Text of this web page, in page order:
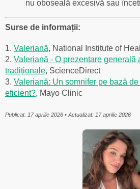
nu oboseală excesivă sau
Surse de informații:
1. Valeriană, National Institute of
2. Valeriană - O prezentare generală
tradiționale, ScienceDirect
3. Valeriană: Un somnifer pe bază
eficient?, Mayo Clinic
Publicat: 17 aprilie 2026 • Actualizat: 17 aprilie 2026